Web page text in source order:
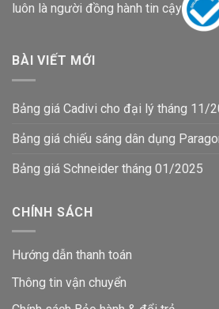
luôn là người đồng hành tin cậy
BÀI VIẾT MỚI
Bảng giá Cadivi cho đại lý tháng 11/
Bảng giá chiếu sáng dân dụng
Bảng giá Schneider tháng 01/2025
CHÍNH SÁCH
Hướng dẫn thanh toán
Thông tin vận chuyển